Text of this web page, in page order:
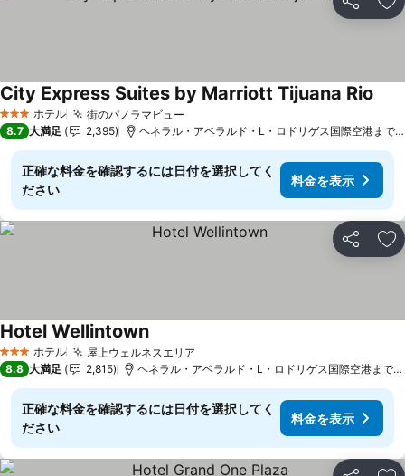
シェア お
3 ホテルのランク
ホテル 街のパノラマビュー
City Express Suites by Marriott Tijuana Rio
8.7 大満足 2,395 ヘネラル・アベラルド・L・ロドリゲス国際空港まで
正確な料金を確認するには日付を選択してく
ださい
料金を表示
シェア お
3 ホテルのランク
ホテル 屋上ウェルネスエリア
Hotel Wellintown料金を表示
8.8 大満足 2,815 ヘネラル・アベラルド・L・ロドリゲス国際空港まで
正確な料金を確認するには日付を選択してく
ださい
料金を表示